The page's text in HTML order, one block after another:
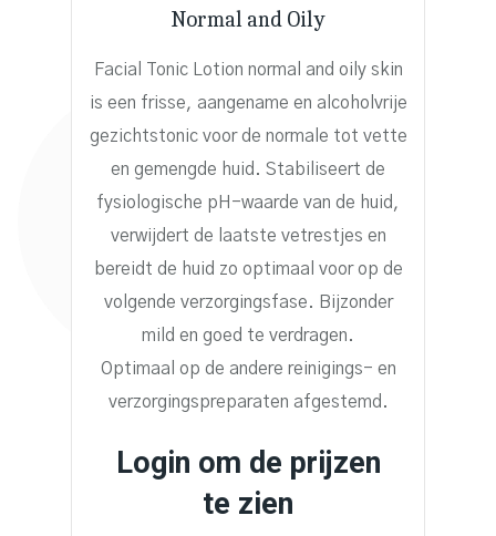
Normal and Oily
Facial Tonic Lotion normal and oily skin
is een frisse, aangename en alcoholvrije
gezichtstonic voor de normale tot vette
en gemengde huid. Stabiliseert de
fysiologische pH-waarde van de huid,
verwijdert de laatste vetrestjes en
bereidt de huid zo optimaal voor op de
volgende verzorgingsfase. Bijzonder
mild en goed te verdragen.
Optimaal op de andere reinigings- en
verzorgingspreparaten afgestemd.
Login om de prijzen
te zien